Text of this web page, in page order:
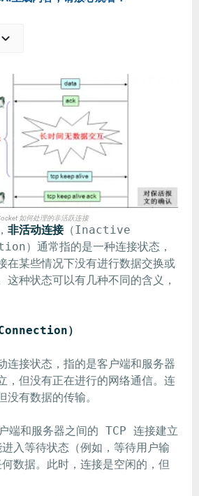
如何处理的非活跃连接
非活动连接（Inactive
）通常指的是一种连接状态，
某些情况下没有进行数据交换或
这种状态可以有几种不同的含义，
）
连接状态，指的是客户端和服务器
，但没有正在进行的网络通信。连
没有数据的传输。
端和服务器之间的 TCP 连接建立
入等待状态（例如，等待用户输
数据。此时，连接是空闲的，但